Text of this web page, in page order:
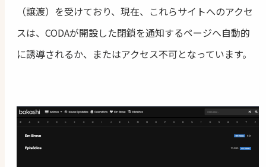
（譲渡）を受けており、現在、これらサイトへのアクセ
スは、CODAが開設した閉鎖を通知するページへ自動的
に誘導されるか、またはアクセス不可となっています。